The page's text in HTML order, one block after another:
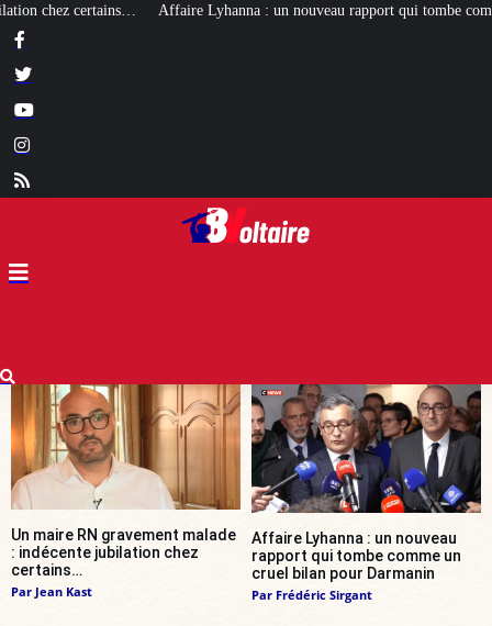
: un nouveau rapport qui tombe comme un cruel bilan pour Darmanin
Un maire RN gravement malade
: indécente jubilation chez
certains…
Par Jean Kast
Affaire Lyhanna : un nouveau
rapport qui tombe comme un
cruel bilan pour Darmanin
Par Frédéric Sirgant